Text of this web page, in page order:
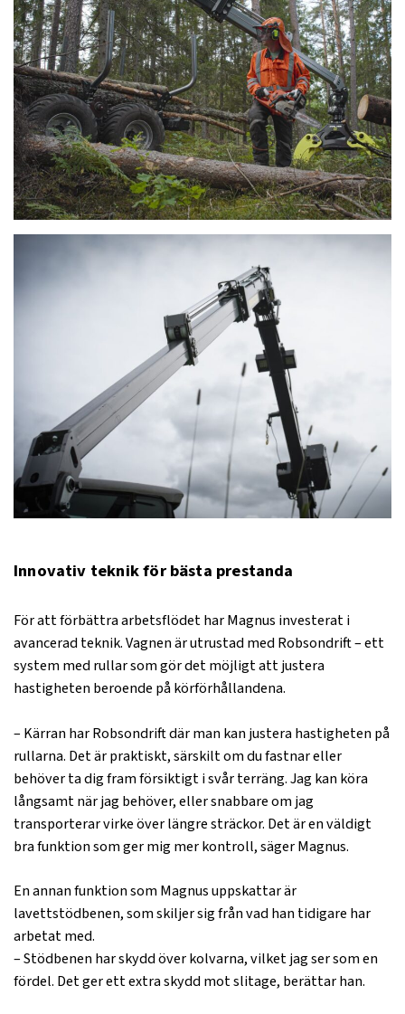
Innovativ teknik för bästa prestanda
För att förbättra arbetsflödet har Magnus investerat i
avancerad teknik. Vagnen är utrustad med Robsondrift – ett
system med rullar som gör det möjligt att justera
hastigheten beroende på körförhållandena.
– Kärran har Robsondrift där man kan justera hastigheten på
rullarna. Det är praktiskt, särskilt om du fastnar eller
behöver ta dig fram försiktigt i svår terräng. Jag kan köra
långsamt när jag behöver, eller snabbare om jag
transporterar virke över längre sträckor. Det är en väldigt
bra funktion som ger mig mer kontroll, säger Magnus.
En annan funktion som Magnus uppskattar är
lavettstödbenen, som skiljer sig från vad han tidigare har
arbetat med.
– Stödbenen har skydd över kolvarna, vilket jag ser som en
fördel. Det ger ett extra skydd mot slitage, berättar han.